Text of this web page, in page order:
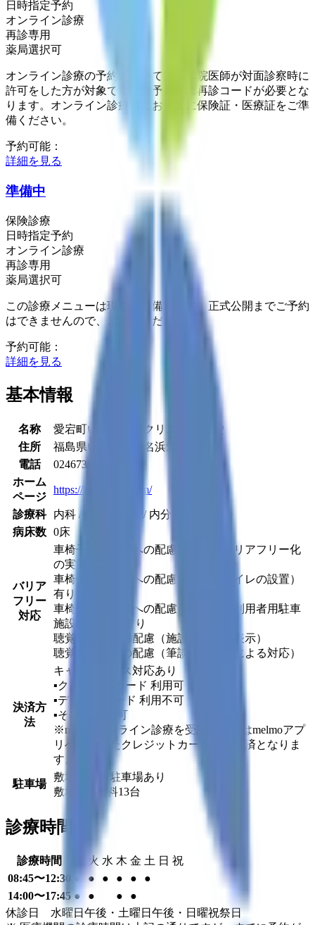
日時指定予約
オンライン診療
再診専用
薬局選択可
オンライン診療の予約については、当院医師が対面診察時に
許可をした方が対象です。ご予約には再診コードが必要とな
ります。オンライン診療時にお手元に保険証・医療証をご準
備ください。
予約可能：
詳細を見る
準備中
保険診療
日時指定予約
オンライン診療
再診専用
薬局選択可
この診療メニューは現在、準備中です。正式公開までご予約
はできませんので、ご注意ください。
予約可能：
詳細を見る
基本情報
名称 愛宕町いろは内科クリニック
MAP
住所
福島県いわき市小名浜愛宕町15-3
電話
0246730168
ホーム
ページ
https://atago-168.com/
診療科
内科 / 糖尿病内科 / 内分泌内科
病床数
0床
バリア
フリー
対応
車椅子等利用者への配慮（施設のバリアフリー化
の実施） 有り
車椅子等利用者への配慮（多機能トイレの設置）
有り
車椅子等利用者への配慮（車椅子等利用者用駐車
施設の有無） 有り
聴覚障害者への配慮（施設内情報の表示）
聴覚障害者への配慮（筆談など文字による対応）
決済方
法
キャッシュレス対応あり
▪︎クレジットカード 利用可
▪︎デビットカード 利用不可
▪︎その他
利用可
※melmoオンライン診療を受診の場合はmelmoアプ
リへ登録したクレジットカードでの決済となりま
す。
駐車場
敷地内専用駐車場あり
敷地内 / 無料13台
診療時間
診療時間 火 水 木 金 土 日 祝
08:45〜12:30
● ● ● ● ●
●
14:00〜17:45 ● ● ●
●
休診日 水曜日午後・土曜日午後・日曜祝祭日